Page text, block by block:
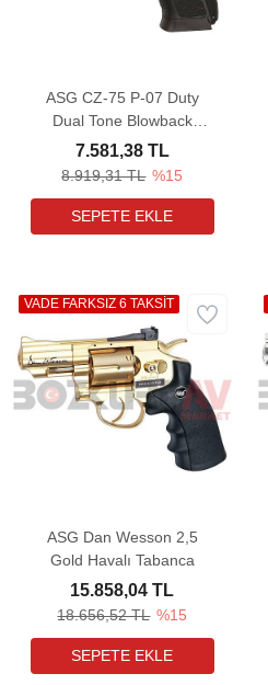
ASG CZ-75 P-07 Duty
Dual Tone Blowback
Havalı Tabanca
8.919,31 TL %15
7.581,38 TL
ASG Dan Wesson 2,5
Gold Havalı Tabanca
18.656,52 TL %15
15.858,04 TL
VADE FARKSIZ 6 TAKSİT